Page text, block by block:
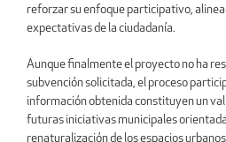
reforzar su enfoque participativo,
expectativas de la ciudadanía.
Aunque finalmente el proyecto no ha
subvención solicitada, el proceso
información obtenida constituyen un
futuras iniciativas municipales
renaturalización de los espacios